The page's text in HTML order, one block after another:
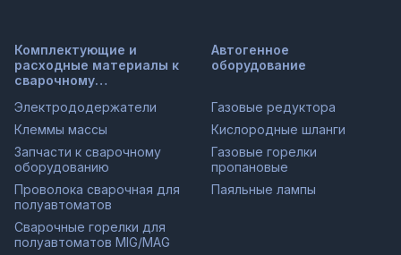
Комплектующие и
расходные материалы к
сварочному
Электрододержатели
Клеммы массы
Запчасти к сварочному
оборудованию
Проволока сварочная для
полуавтоматов
Сварочные горелки для
полуавтоматов MIG/MAG
Автогенное
оборудование
Газовые редуктора
Кислородные шланги
Газовые горелки
пропановые
Паяльные лампы